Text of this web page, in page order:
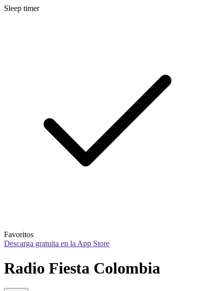
Sleep timer
Favoritos
Descarga gratuita en la App Store
Radio Fiesta Colombia